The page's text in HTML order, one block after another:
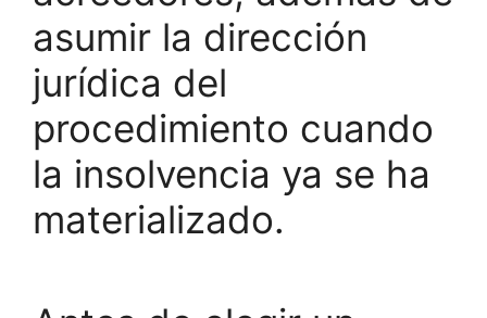
asumir la dirección
jurídica del
procedimiento cuando
la insolvencia ya se ha
materializado.